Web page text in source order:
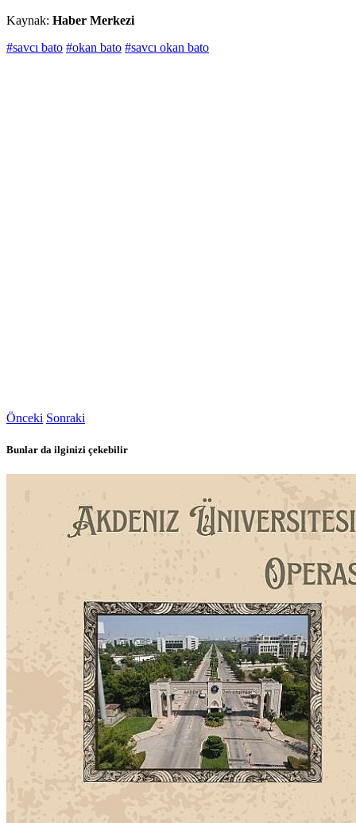
Kaynak: Haber Merkezi
#savcı bato #okan bato #savcı okan bato
Önceki Sonraki
Bunlar da ilginizi çekebilir